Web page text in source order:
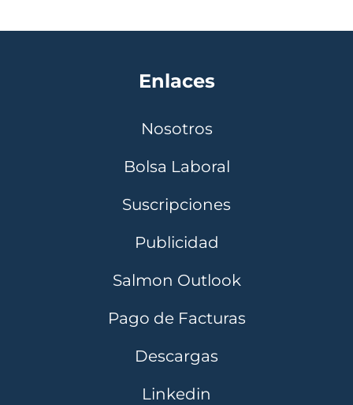
Enlaces
Nosotros
Bolsa Laboral
Suscripciones
Publicidad
Salmon Outlook
Pago de Facturas
Descargas
Linkedin